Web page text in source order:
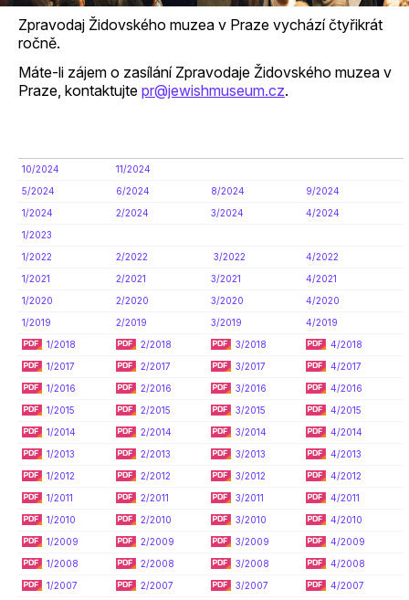
Zpravodaj Židovského muzea v Praze vychází čtyřikrát
ročně.
Máte-li zájem o zasílání Zpravodaje Židovského muzea v
Praze, kontaktujte pr@jewishmuseum.cz.
10/2024
11/2024
5/2024
6/2024 8/2024
9/2024
1/2024
2/2024 3/2024
4/2024
1/2023
1/2022
2/2022 3/2022
4/2022
1/2021
2/2021 3/2021
4/2021
1/2020
2/2020 3/2020
4/2020
1/2019
2/2019 3/2019
4/2019
1/2018
2/2018 3/2018
4/2018
1/2017
2/2017 3/2017
4/2017
1/2016
2/2016 3/2016
4/2016
1/2015
2/2015 3/2015
4/2015
1/2014
2/2014 3/2014
4/2014
1/2013
2/2013 3/2013
4/2013
1/2012
2/2012 3/2012
4/2012
1/2011
2/2011 3/2011
4/2011
1/2010
2/2010 3/2010
4/2010
1/2009
2/2009 3/2009
4/2009
1/2008
2/2008 3/2008
4/2008
1/2007
2/2007 3/2007
4/2007